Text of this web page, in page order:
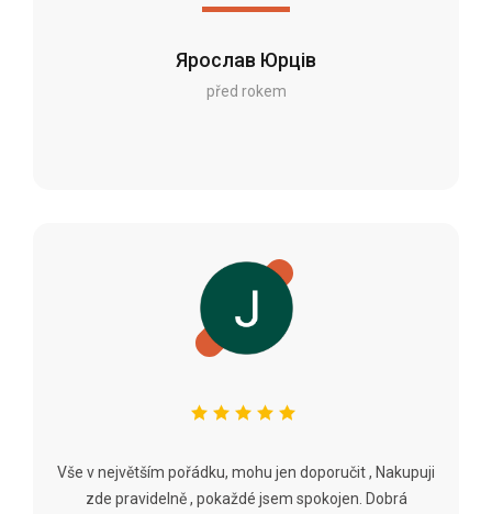
Ярослав Юрців
před rokem
Vše v největším pořádku, mohu jen doporučit , Nakupuji
zde pravidelně , pokaždé jsem spokojen. Dobrá